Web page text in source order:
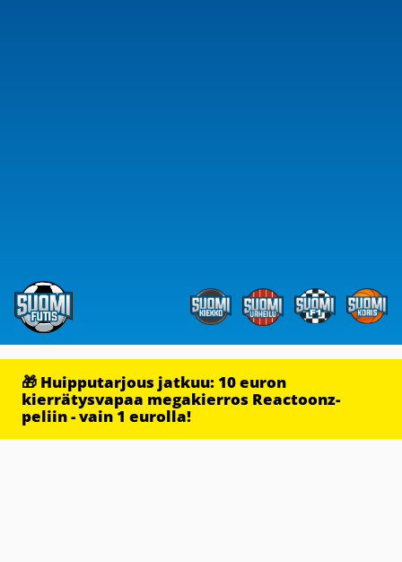
🎁 Huipputarjous jatkuu: 10 euron
kierrätysvapaa megakierros Reactoonz-
peliin - vain 1 eurolla!